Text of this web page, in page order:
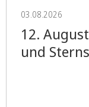
03.08.2026
12.
und